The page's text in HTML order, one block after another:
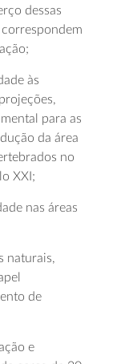
dessas
às
para as
da área
no
XXI;
nas áreas
naturais,
de
e